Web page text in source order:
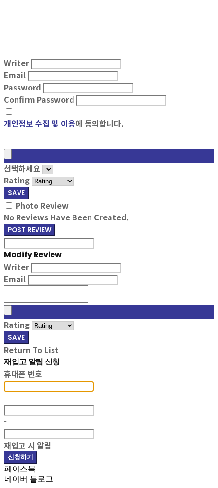
Writer
Email
Password
Confirm Password
개인정보 수집 및 이용에 동의합니다.
선택하세요
Rating
SAVE
Photo Review
No Reviews Have Been Created.
POST REVIEW
Modify Review
Writer
Email
Rating
SAVE
Return To List
재입고 알림 신청
휴대폰 번호
-
-
재입고 시 알림
신청하기
페이스북
네이버 블로그